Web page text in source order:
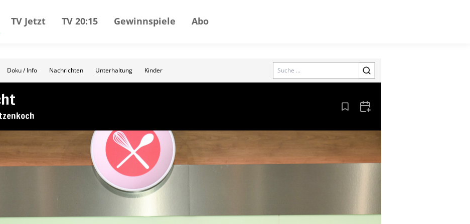
TV Jetzt TV 20:15 Gewinnspiele Abo
Doku / Info Nachrichten Unterhaltung Kinder Search
Aus den Lesezeichen entfernen
Zum Kalender hinzufügen